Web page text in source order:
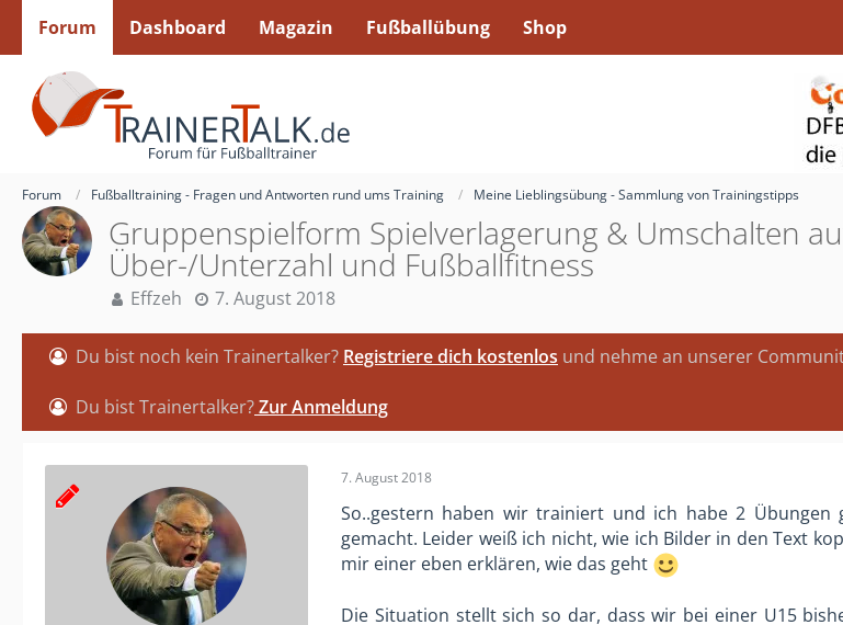
Forum Dashboard Magazin Fußballübung Shop
Forum Fußballtraining - Fragen und Antworten rund ums Training Meine Lieblingsübung - Sammlung von Trainingstipps
Gruppenspielform Spielverlagerung & Umschalten
Über-/Unterzahl und Fußballfitness
Effzeh 7. August 2018
Du bist noch kein Trainertalker? Registriere dich kostenlos und nehme an unserer
Du bist Trainertalker?Zur Anmeldung
7. August 2018
So..gestern haben wir trainiert und ich habe 2
gemacht. Leider weiß ich nicht, wie ich Bilder in den Text
mir einer eben erklären, wie das geht
Die Situation stellt sich so dar, dass wir bei einer U15